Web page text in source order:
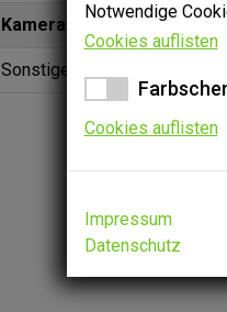
Kameraperspektiven
Sonstiges (Im Freitext
Notwendige
Cookies auflisten
Cookies auflisten
Impressum
Datenschutz